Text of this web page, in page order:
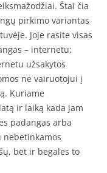
Štai čia
pirkimo variantas
Joje rasite visas
– internetu;
užsakytos
ne vairuotojui į
Kuriame
ir laiką kada jam
padangas arba
nebetinkamos
bet ir begales to